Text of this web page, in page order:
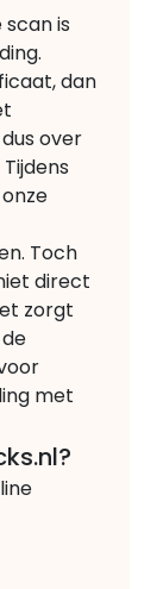
is
dan
over
Toch
direct
zorgt
met